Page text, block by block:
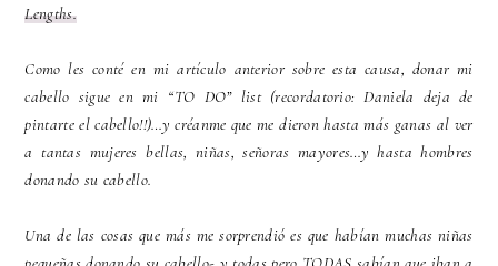
Lengths.
Como les conté en mi artículo anterior sobre esta causa, donar mi
cabello sigue en mi “TO DO” list (recordatorio: Daniela deja de
pintarte el cabello!!)…y créanme que me dieron hasta más ganas al ver
a tantas mujeres bellas, niñas, señoras mayores…y hasta hombres
donando su cabello.
Una de las cosas que más me sorprendió es que habían muchas niñas